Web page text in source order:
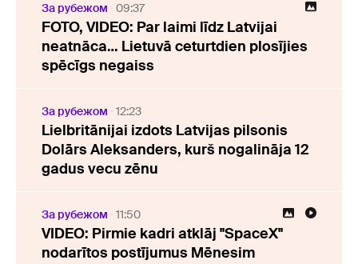
За рубежом 09:37
FOTO, VIDEO: Par laimi līdz Latvijai
neatnāca… Lietuvā ceturtdien plosījies
spēcīgs negaiss
За рубежом 12:23
Lielbritānijai izdots Latvijas pilsonis
Dolārs Aleksanders, kurš nogalināja 12
gadus vecu zēnu
За рубежом 11:50
VIDEO: Pirmie kadri atklāj "SpaceX"
nodarītos postījumus Mēnesim